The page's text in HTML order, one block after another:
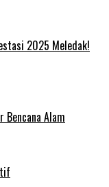
2025 Meledak!
Bencana Alam